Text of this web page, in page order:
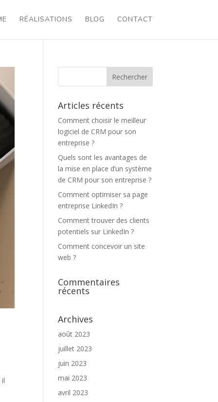
RÉALISATIONS BLOG CONTACT
Articles récents
Comment choisir le meilleur
logiciel de CRM pour son
entreprise ?
Quels sont les avantages de
la mise en place d’un système
de CRM pour son entreprise ?
Comment optimiser sa page
entreprise LinkedIn ?
Comment trouver des clients
potentiels sur LinkedIn ?
Comment concevoir un site
web ?
Commentaires
récents
Archives
août 2023
juillet 2023
juin 2023
mai 2023
avril 2023